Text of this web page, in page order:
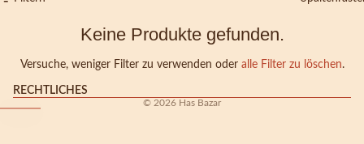
Keine Produkte gefunden.
Versuche, weniger Filter zu verwenden oder alle Filter zu löschen.
RECHTLICHES
© 2026 Has Bazar